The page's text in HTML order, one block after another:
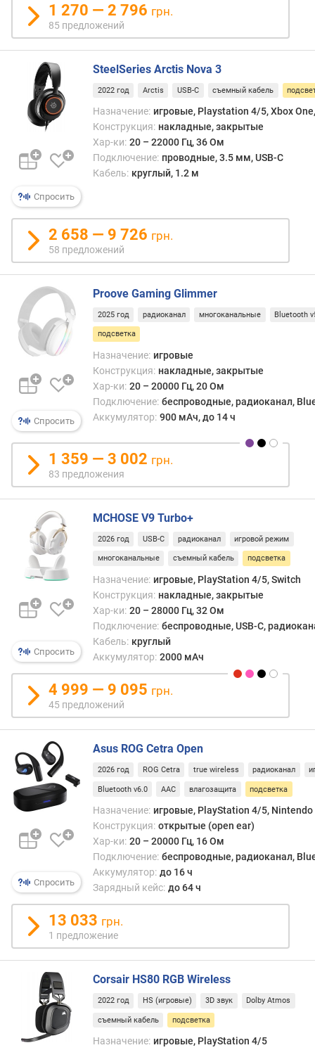
к
а
б
е
л
я
з
в
к
а
д
р
к
а
з
у
к
а
(
м
)
м
о
с
т
ь
(
м
В
т
д
м
т
д
и
н
и
к
м
м
)
к
о
в
о
и
1 270 — 2 796 грн.
85 предложений
Спросить
SteelSeries Arctis Nova 3
2022 год Arctis USB-C съемный кабель
Назначение: игровые, Playstation 4/5, Xbox
Конструкция: накладные, закрытые
Хар-ки: 20 – 22000 Гц, 36 Ом
Подключение: проводные, 3.5 мм, USB-C
Кабель: круглый, 1.2 м
2 658 — 9 726 грн.
58 предложений
Спросить
Proove Gaming Glimmer
2025 год радиоканал многоканальные Bluetooth
подсветка
Назначение: игровые
Конструкция: накладные, закрытые
Хар-ки: 20 – 20000 Гц, 20 Ом
Подключение: беспроводные, радиоканал,
Аккумулятор: 900 мАч, до 14 ч
1 359 — 3 002 грн.
83 предложения
Спросить
MCHOSE V9 Turbo+
2026 год USB-C радиоканал игровой режим
многоканальные съемный кабель подсветка
Назначение: игровые, PlayStation 4/5, Switch
Конструкция: накладные, закрытые
Хар-ки: 20 – 28000 Гц, 32 Ом
Подключение: беспроводные, USB-C,
Кабель: круглый
Аккумулятор: 2000 мАч
4 999 — 9 095 грн.
45 предложений
Спросить
Asus ROG Cetra Open
2026 год ROG Cetra true wireless радиоканал
Bluetooth v6.0 AAC влагозащита подсветка
Назначение: игровые, PlayStation 4/5, Nintendo
Конструкция: открытые (open ear)
Хар-ки: 20 – 20000 Гц, 16 Ом
Подключение: беспроводные, радиоканал,
Аккумулятор: до 16 ч
Зарядный кейс: до 64 ч
13 033 грн.
1 предложение
Corsair HS80 RGB Wireless
2022 год HS (игровые) 3D звук Dolby Atmos
съемный кабель подсветка
Назначение: игровые, PlayStation 4/5